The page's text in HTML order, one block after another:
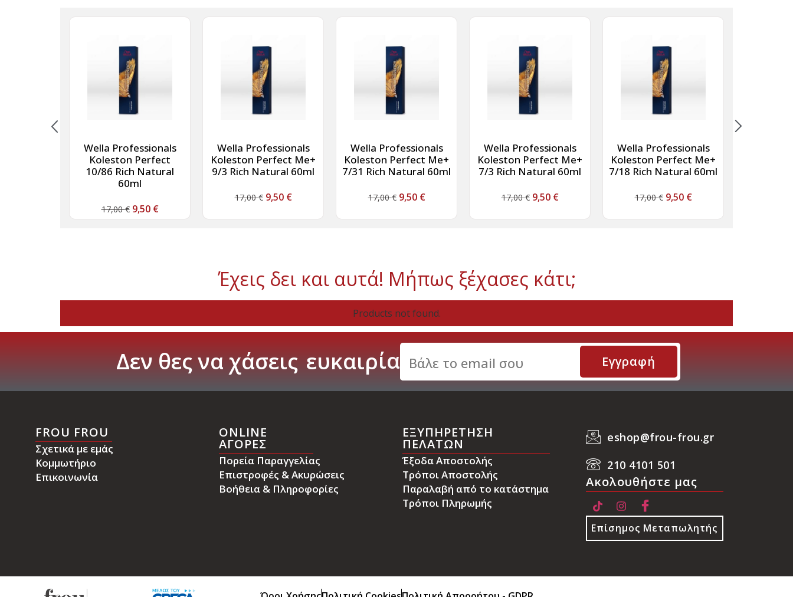
Wella Professionals
Koleston Perfect
10/86 Rich Natural
60ml
17,00€ 9,50 €
Wella Professionals
Koleston Perfect Me+
9/3 Rich Natural 60ml
17,00€ 9,50 €
Wella Professionals
Koleston Perfect Me+
7/31 Rich Natural 60ml
17,00€ 9,50 €
Wella Professionals
Koleston Perfect Me+
7/3 Rich Natural 60ml
17,00€ 9,50 €
Wella Professionals
Koleston Perfect Me+
7/18 Rich Natural 60ml
17,00€ 9,50 €
Έχεις δει και αυτά! Μήπως ξέχασες κάτι;
Products not found.
Δενθεςναχάσεις ευκαιρία Εγγραφή
FROU FROU
Σχετικά με εμάς
Κομμωτήριο
Επικοινωνία
ONLINE
ΑΓΟΡΕΣ
Πορεία Παραγγελίας
Επιστροφές & Ακυρώσεις
Βοήθεια & Πληροφορίες
ΕΞΥΠΗΡΕΤΗΣΗ
ΠΕΛΑΤΩΝ
Έξοδα Αποστολής
Τρόποι Αποστολής
Παραλαβή από το κατάστημα
Τρόποι Πληρωμής
eshop@frou-frou.gr
210 4101 501
Ακολουθήστε μας
Επίσημος Μεταπωλητής